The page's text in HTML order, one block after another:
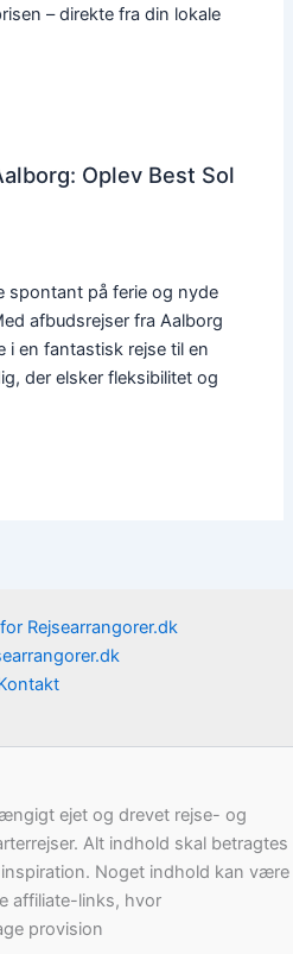
– direkte fra din lokale
Oplev Best Sol
spontant på ferie og nyde
afbudsrejser fra Aalborg
i en fantastisk rejse til en
der elsker fleksibilitet og
Rejsearrangorer.dk
ejet og drevet rejse- og
Alt indhold skal betragtes
Noget indhold kan være
affiliate-links, hvor
provision